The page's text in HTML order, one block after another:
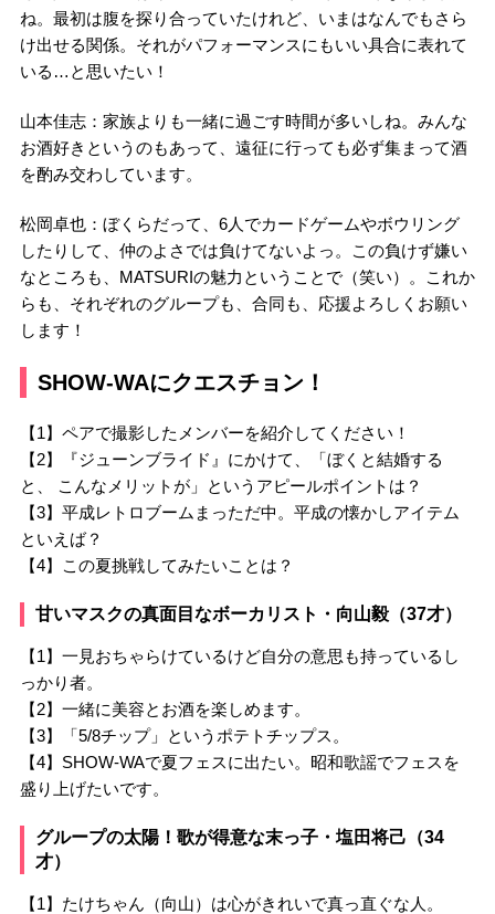
ね。最初は腹を探り合っていたけれど、いまはなんでもさら
け出せる関係。それがパフォーマンスにもいい具合に表れて
いる…と思いたい！
山本佳志：家族よりも一緒に過ごす時間が多いしね。みんな
お酒好きというのもあって、遠征に行っても必ず集まって酒
を酌み交わしています。
松岡卓也：ぼくらだって、6人でカードゲームやボウリング
したりして、仲のよさでは負けてないよっ。この負けず嫌い
なところも、MATSURIの魅力ということで（笑い）。これか
らも、それぞれのグループも、合同も、応援よろしくお願い
します！
SHOW-WAにクエスチョン！
【1】ペアで撮影したメンバーを紹介してください！
【2】『ジューンブライド』にかけて、「ぼくと結婚する
と、 こんなメリットが」というアピールポイントは？
【3】平成レトロブームまっただ中。平成の懐かしアイテム
といえば？
【4】この夏挑戦してみたいことは？
甘いマスクの真面目なボーカリスト・向山毅（37才）
【1】一見おちゃらけているけど自分の意思も持っているし
っかり者。
【2】一緒に美容とお酒を楽しめます。
【3】「5/8チップ」というポテトチップス。
【4】SHOW-WAで夏フェスに出たい。昭和歌謡でフェスを
盛り上げたいです。
グループの太陽！歌が得意な末っ子・塩田将己（34
才）
【1】たけちゃん（向山）は心がきれいで真っ直ぐな人。